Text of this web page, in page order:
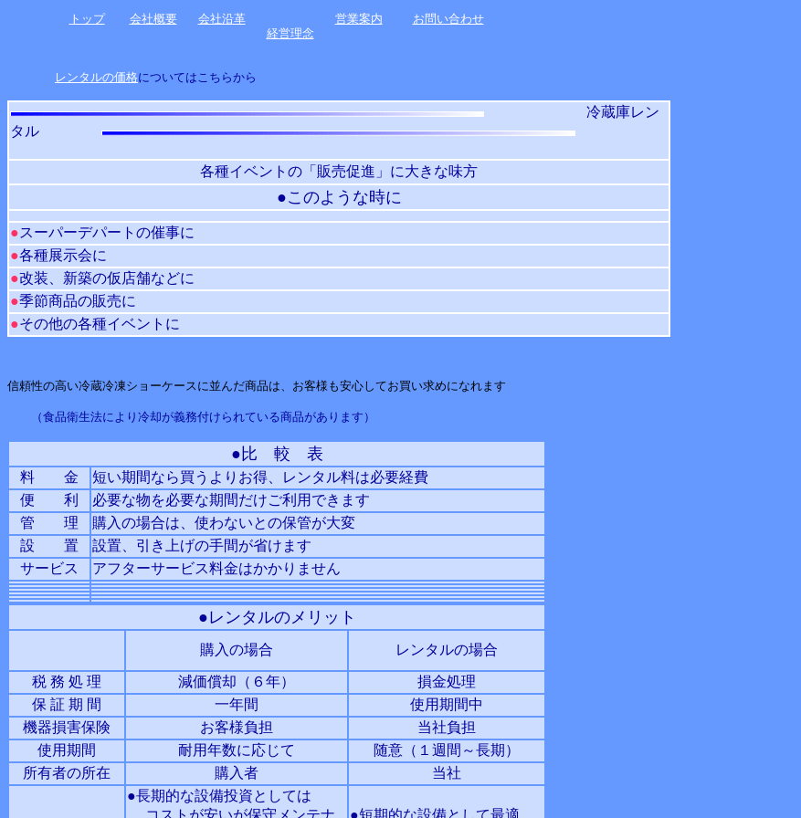
会社沿革
会社概要
トップ
経営理念
お問い合わせ
営業案内
レンタルの価格についてはこちらから
冷蔵庫レン
タル
各種イベントの「販売促進」に大きな味方
●このような時に
●スーパーデパートの催事に
●各種展示会に
●改装、新築の仮店舗などに
●季節商品の販売に
●その他の各種イベントに
信頼性の高い冷蔵冷凍ショーケースに並んだ商品は、お客様も安心してお買い求めになれます
（食品衛生法により冷却が義務付けられている商品があります）
●比 較 表
料 金
短い期間なら買うよりお得、レンタル料は必要経費
便 利
必要な物を必要な期間だけご利用できます
管 理
購入の場合は、使わないとの保管が大変
設 置
設置、引き上げの手間が省けます
サービス
アフターサービス料金はかかりません
●レンタルのメリット
購入の場合 レンタルの場合
税 務 処 理 減価償却（６年）
損金処理
保 証 期 間
一年間
使用期間中
機器損害保険
お客様負担
当社負担
使用期間
耐用年数に応じて
随意（１週間～長期）
所有者の所在
購入者 当社
●長期的な設備投資としては
コストが安いが保守メンテナ
●短期的な設備として最適